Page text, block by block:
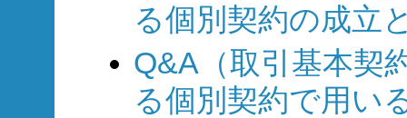
る個別契約の成立
Q&A（取引基本契
る個別契約で用い